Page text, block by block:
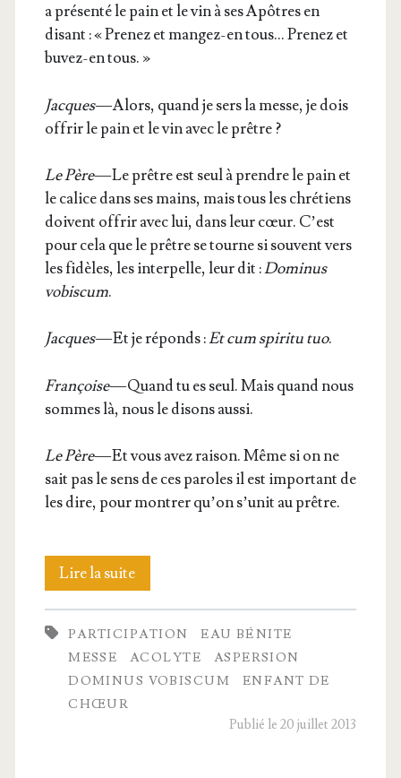
a pré­sen­té le pain et le vin à ses Apôtres en
disant : « Pre­nez et man­gez-en tous… Pre­nez et
buvez-en tous. »
Jacques— Alors, quand je sers la messe, je dois
offrir le pain et le vin avec le prêtre ?
Le Père— Le prêtre est seul à prendre le pain et
le calice dans ses mains, mais tous les chré­tiens
doivent offrir avec lui, dans leur cœur. C’est
pour cela que le prêtre se tourne si sou­vent vers
les fidèles, les inter­pelle, leur dit :Domi­nus
vobis­cum.
Jacques— Et je réponds :Et cum spi­ri­tu tuo.
Fran­çoise— Quand tu es seul. Mais quand nous
sommes là, nous le disons aussi.
Le Père— Et vous avez rai­son. Même si on ne
sait pas le sens de ces paroles il est impor­tant de
les dire, pour mon­trer qu’on s’u­nit au prêtre.
Lire la suiteII.
Le
peuple
des
PARTICIPATION
EAU BÉNITE
MESSE
ACOLYTE
ASPERSION
DOMINUS VOBISCUM
ENFANT DE
CHŒUR
Publié le 20 juillet 2013